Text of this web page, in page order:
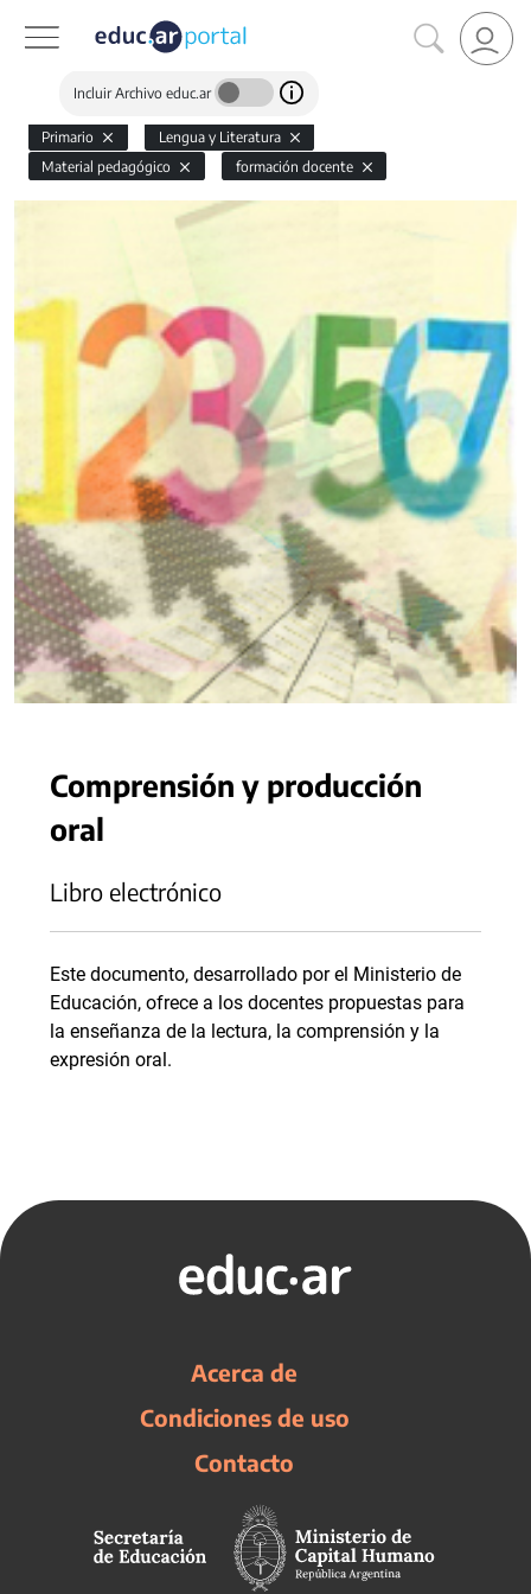
Incluir Archivo educ.ar
Primario
Lengua y Literatura
Material pedagógico
formación docente
Comprensión y producción
oral
Libro electrónico
Este documento, desarrollado por el Ministerio de
Educación, ofrece a los docentes propuestas para
la enseñanza de la lectura, la comprensión y la
expresión oral.
Acerca de
Condiciones de uso
Contacto